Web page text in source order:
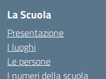
La Scuola
Presentazione
I luoghi
Le persone
I numeri della scuola